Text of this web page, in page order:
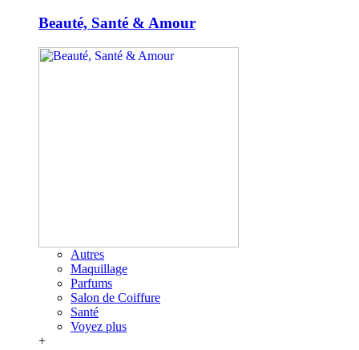
Beauté, Santé & Amour
Autres
Maquillage
Parfums
Salon de Coiffure
Santé
Voyez plus
+